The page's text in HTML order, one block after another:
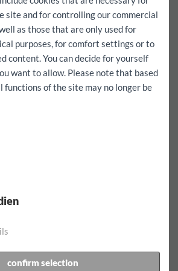
libero
incluso chilometraggio gratuito
all'estero sì
totale in eccesso:
questo veicolo EUR 0.50
per l'Austria
site and for controlling our commercial
as those that are only used for
purposes, for comfort settings or to
content. You can decide for yourself
want to allow. Please note that based
functions of the site may no longer be
confirm selection